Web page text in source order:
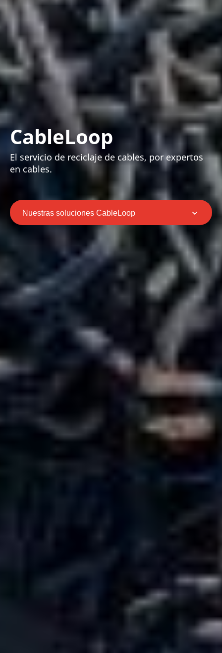
CableLoop
El servicio de reciclaje de cables, por expertos
en cables.
Nuestras soluciones CableLoop